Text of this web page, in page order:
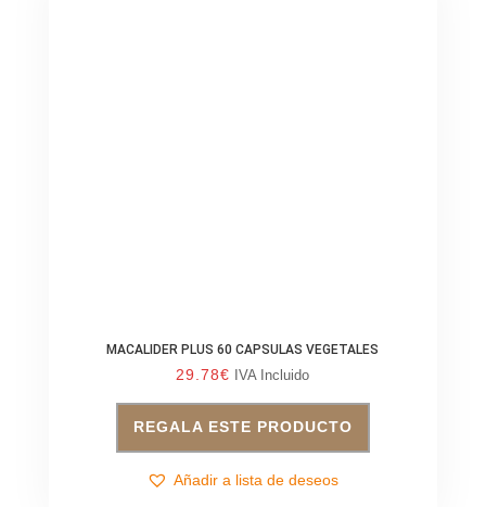
MACALIDER PLUS 60 CAPSULAS VEGETALES
29.78€ IVA Incluido
REGALA ESTE PRODUCTO
Añadir a lista de deseos